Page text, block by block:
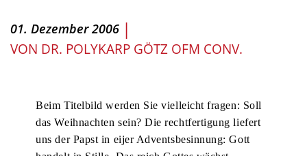
01. Dezember 2006 |
VON DR. POLYKARP GÖTZ OFM CONV.
Beim Titelbild werden Sie vielleicht fragen: Soll
das Weihnachten sein? Die rechtfertigung liefert
uns der Papst in eijer Adventsbesinnung: Gott